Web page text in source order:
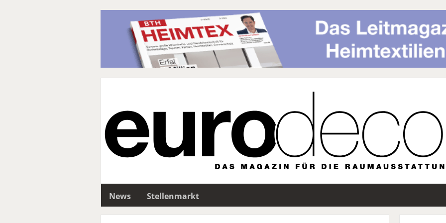
News
Stellenmarkt